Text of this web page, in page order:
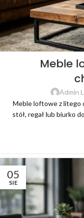
Meble
Admin
Meble loftowe z litego
stół, regał lub biurko
05
SIE